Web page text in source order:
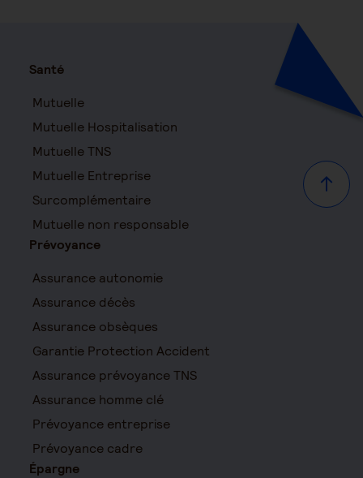
Haut
Santé
Mutuelle
Mutuelle Hospitalisation
Mutuelle TNS
Mutuelle Entreprise
Surcomplémentaire
Mutuelle non responsable
Prévoyance
Assurance autonomie
Assurance décès
Assurance obsèques
Garantie Protection Accident
Assurance prévoyance TNS
Assurance homme clé
Prévoyance entreprise
Prévoyance cadre
Épargne